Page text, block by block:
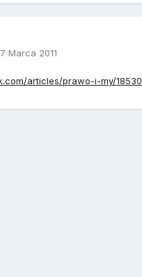
Marca 2011
articles/prawo-i-my/18530